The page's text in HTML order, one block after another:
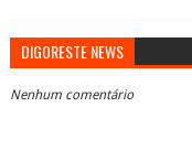
DIGORESTE NEWS
Nenhum comentário